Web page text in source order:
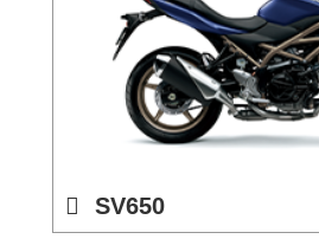
SV650